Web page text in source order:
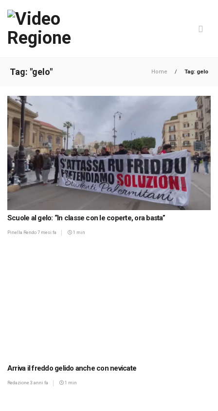
Tag: "gelo" Home / Tag: gelo
Scuole al gelo: “In classe con le coperte, ora basta”
Pinella Rendo 7 mesi fa 1 min
Arriva il freddo gelido anche con nevicate
Redazione 3 anni fa 1 min